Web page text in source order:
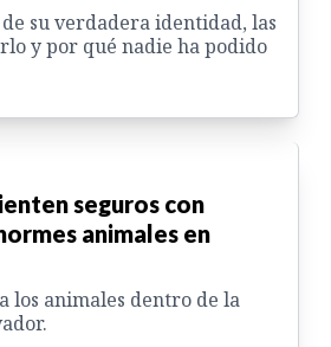
su verdadera identidad, las
y por qué nadie ha podido
seguros con
animales en
los animales dentro de la